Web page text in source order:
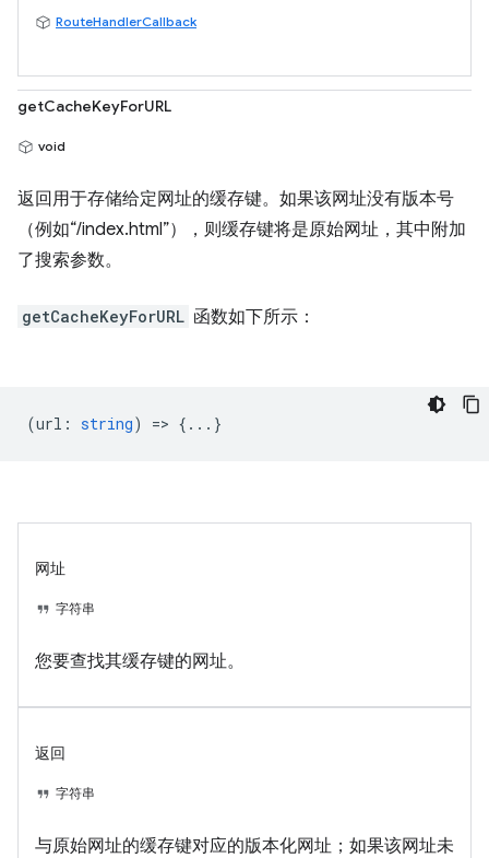
RouteHandlerCallback
getCacheKeyForURL
void
返回用于存储给定网址的缓存键。如果该网址没有版本号
（例如“/index.html”），则缓存键将是原始网址，其中附加
了搜索参数。
getCacheKeyForURL 函数如下所示：
(url : string) => {...}
网址
字符串
您要查找其缓存键的网址。
返回
字符串
与原始网址的缓存键对应的版本化网址；如果该网址未